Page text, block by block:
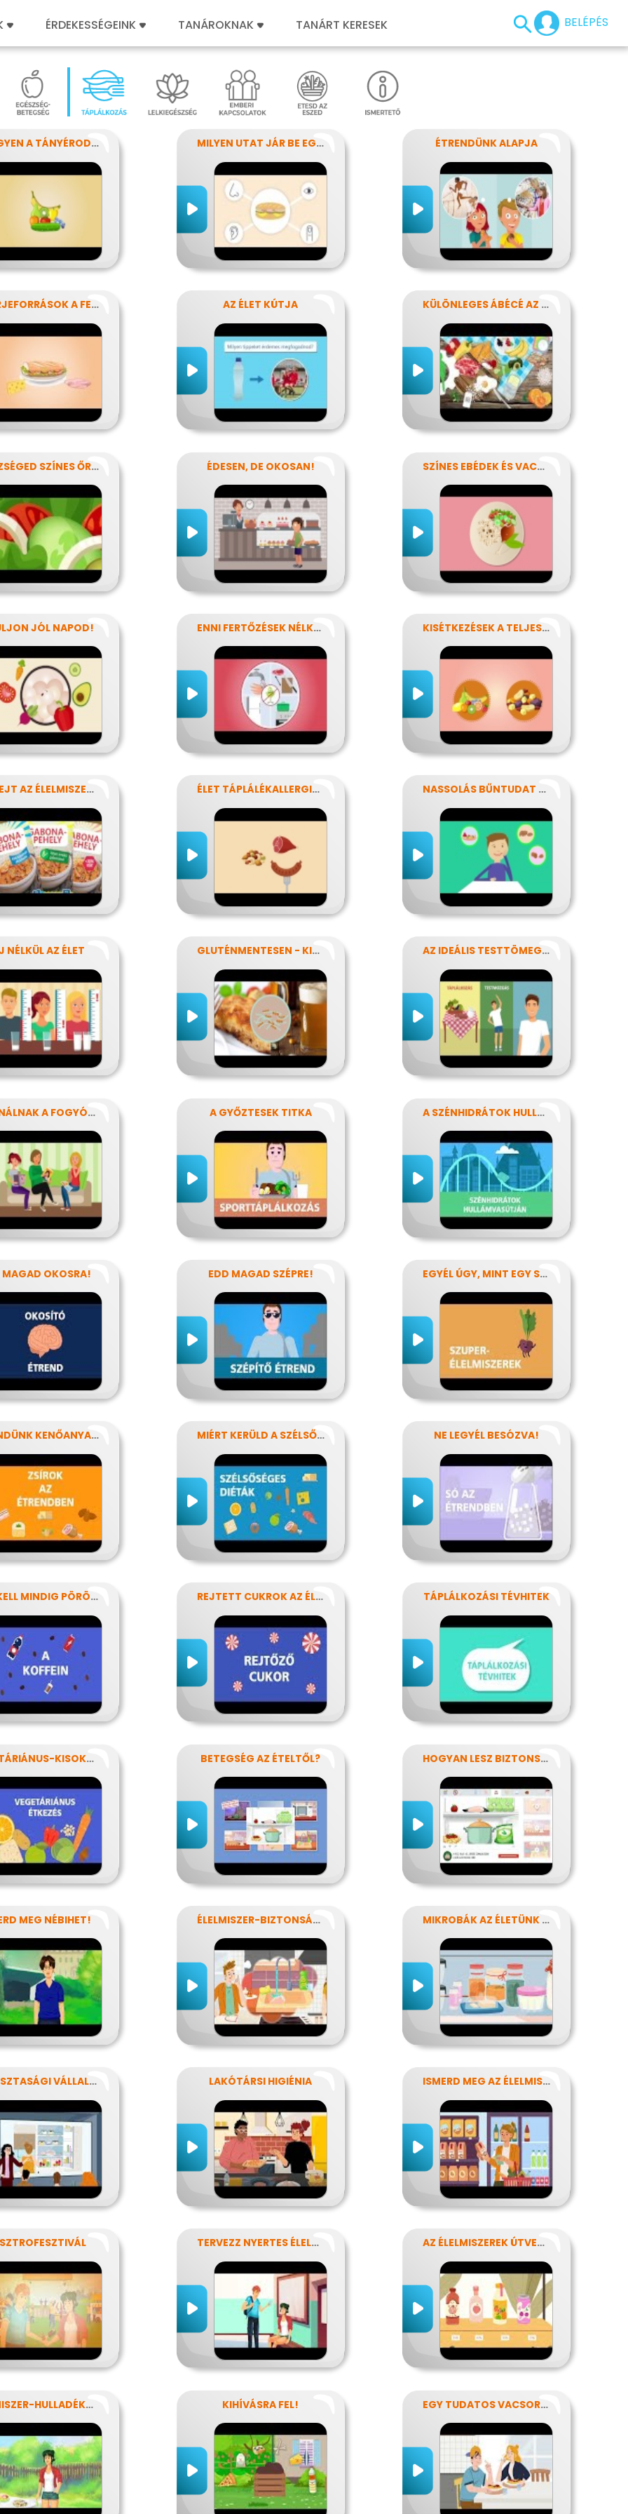
BELÉPÉS
ÉRDEKESSÉGEINK TANÁROKNAK TANÁRT KERESEK
MI LEGYEN A TÁNYÉRODON? MILYEN UTAT JÁR BE EGY FALAT? ÉTRENDÜNK ALAPJA
FEHÉRJEFORRÁSOK A FEJLŐDÉSHEZ AZ ÉLET KÚTJA KÜLÖNLEGES ÁBÉCÉ AZ ÉTELEKBEN
EGÉSZSÉGED SZÍNES ŐRZŐI ÉDESEN, DE OKOSAN! SZÍNES EBÉDEK ÉS VACSORÁK
JÓL NAPOD! ENNI FERTŐZÉSEK NÉLKÜL KISÉTKEZÉSEK A TELJESÍTMÉNYÉRT
MIT REJT AZ ÉLELMISZERCÍMKE? ÉLET TÁPLÁLÉKALLERGIÁVAL NASSOLÁS BŰNTUDAT NÉLKÜL
NÉLKÜL AZ ÉLET GLUTÉNMENTESEN - KINEK IS?! AZ IDEÁLIS TESTTÖMEG TITKAI
HASZNÁLNAK A FOGYÓKÚRÁK? A GYŐZTESEK TITKA A SZÉNHIDRÁTOK HULLÁMVASÚTJÁN
MAGAD OKOSRA! EDD MAGAD SZÉPRE! EGYÉL ÚGY, MINT EGY SZUPERHŐS!
ÉTRENDÜNK KENŐANYAGAI: A ZSÍROK MIÉRT KERÜLD A SZÉLSŐSÉGES DIÉTÁKAT? NE LEGYÉL BESÓZVA!
NEM KELL MINDIG PÖRÖGNI REJTETT CUKROK AZ ÉLELMISZEREINKBEN TÁPLÁLKOZÁSI TÉVHITEK
VEGETÁRIÁNUS-KISOKOS BETEGSÉG AZ ÉTELTŐL? HOGYAN LESZ BIZTONSÁGOS, AMIT MEGESZEL?
MEG NÉBIHET! ÉLELMISZER-BIZTONSÁG, NÉBIH, EFSA MIKROBÁK AZ ÉLETÜNK SZÁMOS TERÜLETÉN
KÉZTISZTASÁGI VÁLLALAT LAKÓTÁRSI HIGIÉNIA ISMERD MEG AZ ÉLELMISZEREK TITKAIT!
TERVEZZ NYERTES ÉLELMISZER-CSOMAGOLÁST! AZ ÉLELMISZEREK ÚTVESZTŐJÉBEN
ÉLELMISZER-HULLADÉKOK KIHÍVÁSRA FEL! EGY TUDATOS VACSORA RECEPTJE